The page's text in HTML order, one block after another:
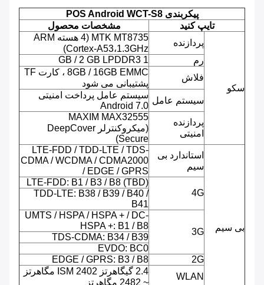
پیکربندی POS Android WCT-S8
تایپ کنید
مشخصات محصول
سکو
پردازنده
MTK MT8735 (4 هسته ARM
Cortex-A53،1.3GHz)
رم
1 GB / 2 GB LPDDR3
فلاش
8GB / 16GB EMMC ، کارت TF
پشتیبانی می شود
سیستم عامل
سیستم عامل پرداخت امنیتی
Android 7.0
پردازنده
امنیتی
MAXIM MAX32555
(میکروکنترلر DeepCover
Secure)
بی سیم
استاندارد بی
سیم
LTE-FDD / TDD-LTE / TDS-
CDMA / WCDMA / CDMA2000
/ EDGE / GPRS
4G
LTE-FDD: B1 / B3 / B8 (TBD)
TDD-LTE: B38 / B39 / B40 /
B41
3G
UMTS / HSPA / HSPA + / DC-
HSPA +: B1 / B8
TDS-CDMA: B34 / B39
EVDO: BC0
2G
EDGE / GPRS: B3 / B8
WLAN
2.4 گیگاهرتز ISM 2402 مگاهرتز
~ 2482 مگاهرتز